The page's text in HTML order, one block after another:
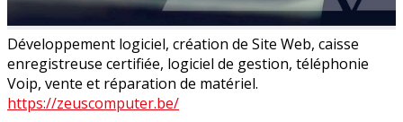
Développement logiciel, création de Site Web, caisse
enregistreuse certifiée, logiciel de gestion, téléphonie
Voip, vente et réparation de matériel.
https://zeuscomputer.be/